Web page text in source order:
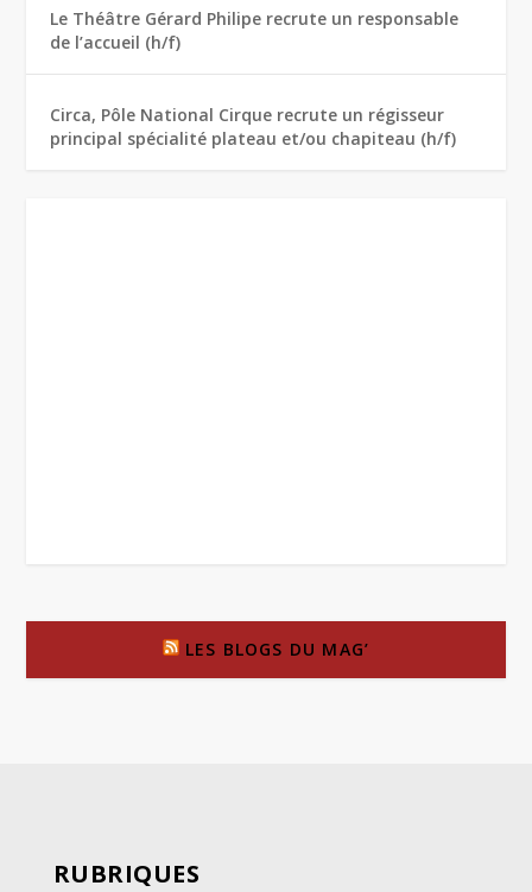
Le Théâtre Gérard Philipe recrute un responsable
de l’accueil (h/f)
Circa, Pôle National Cirque recrute un régisseur
principal spécialité plateau et/ou chapiteau (h/f)
LES BLOGS DU MAG’
RUBRIQUES